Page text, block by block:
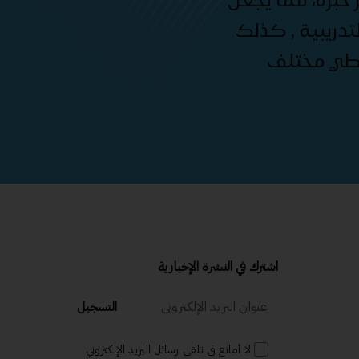
, كذلك
مختلف
اشترك في النشرة الإخبارية
التسجيل
لا أمانع في تلقي رسائل البريد الإلكتروني